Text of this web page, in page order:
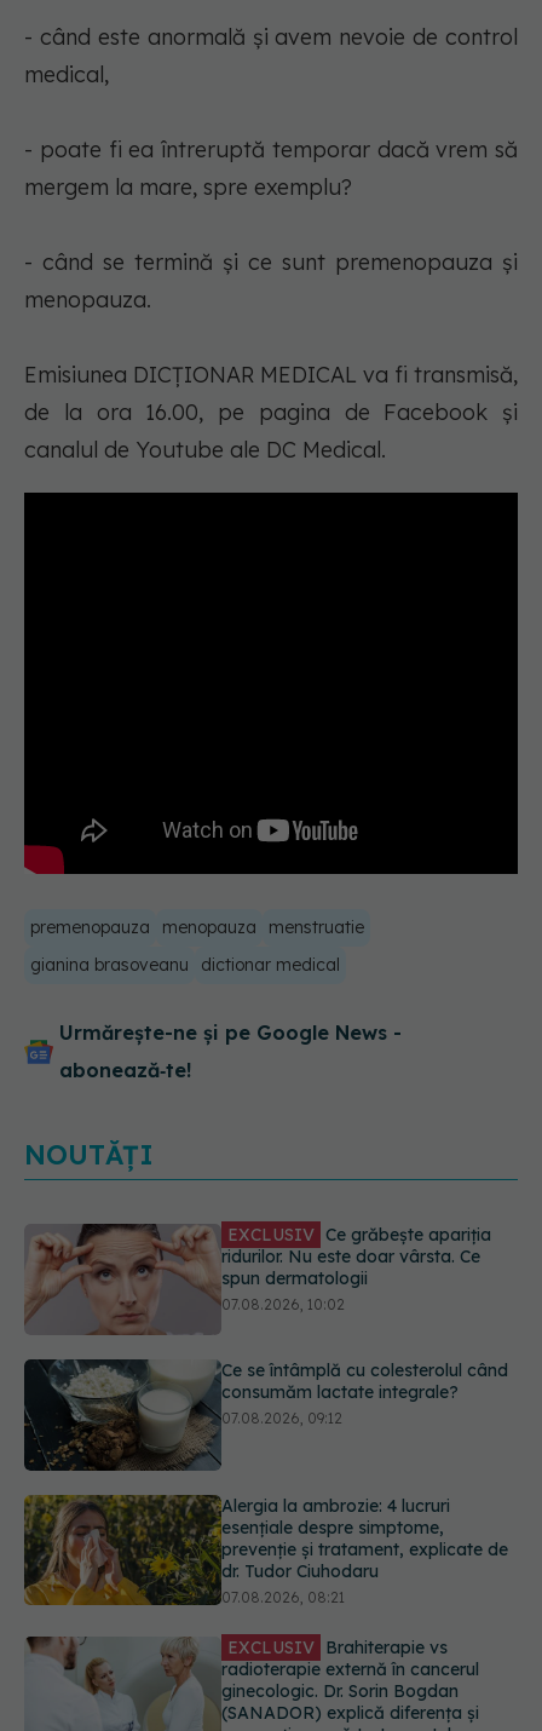
- când este anormală și avem nevoie de control
medical,
- poate fi ea întreruptă temporar dacă vrem să
mergem la mare, spre exemplu?
- când se termină și ce sunt premenopauza și
menopauza.
Emisiunea DICȚIONAR MEDICAL va fi transmisă,
de la ora 16.00, pe pagina de Facebook și
canalul de Youtube ale DC Medical.
premenopauza menopauza
menstruatie
gianina brasoveanu
dictionar medical
Urmărește-ne și pe Google News -
abonează‑te!
NOUTĂȚI
Ce se întâmplă cu colesterolul când
consumăm lactate integrale?
07.08.2026, 09:12
Alergia la ambrozie: 4 lucruri
esențiale despre simptome,
prevenție și tratament, explicate de
EXCLUSIV Brahiterapie vs
radioterapie externă în cancerul
ginecologic. Dr. Sorin Bogdan
(SANADOR) explică diferența și
cum acționează tratamentul
06.08.2026, 22:49
EXCLUSIV De ce unele paciente
cu cancer de col uterin nu mai ajung
la operație. Dr. Sorin Bogdan